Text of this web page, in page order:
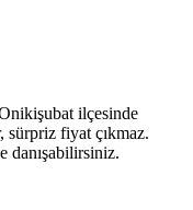
ilçesinde
sürpriz fiyat çıkmaz.
danışabilirsiniz.